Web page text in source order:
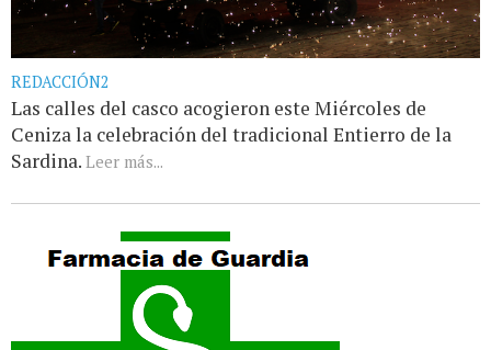
REDACCIÓN2
Las calles del casco acogieron este Miércoles de
Ceniza la celebración del tradicional Entierro de la
Sardina. Leer más...